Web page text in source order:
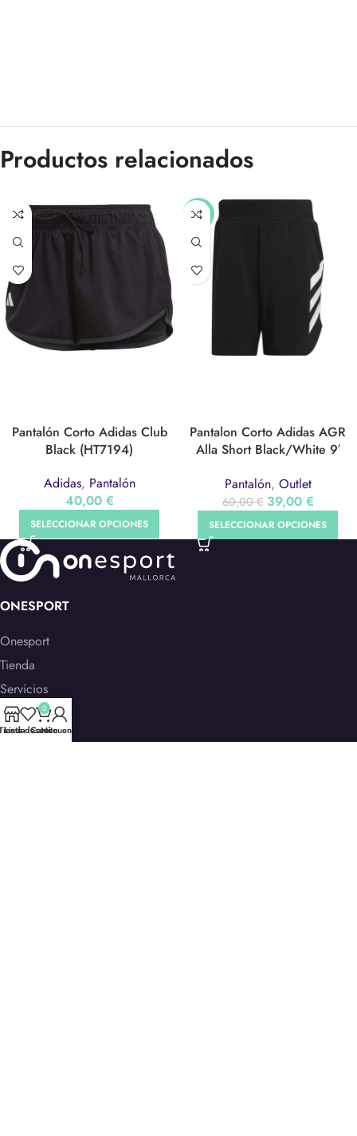
Productos relacionados
Pantalón Corto Adidas Club
Black (HT7194)
Adidas, Pantalón
40,00 €
SELECCIONAR OPCIONES
-35%
Pantalon Corto Adidas AGR
Alla Short Black/White 9′
Pantalón, Outlet
60,00€ 39,00 €
SELECCIONAR OPCIONES
ONESPORT
Onesport
Tienda
Servicios
Contacto
Galería
Lista deseos
0
Carrito
Mi cuenta